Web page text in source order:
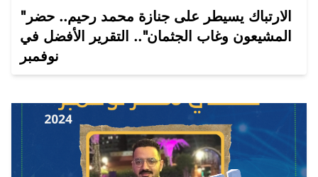
"الارتباك يسيطر على جنازة محمد رحيم.. حضر
المشيعون وغاب الجثمان".. التقرير الأفضل في
نوفمبر